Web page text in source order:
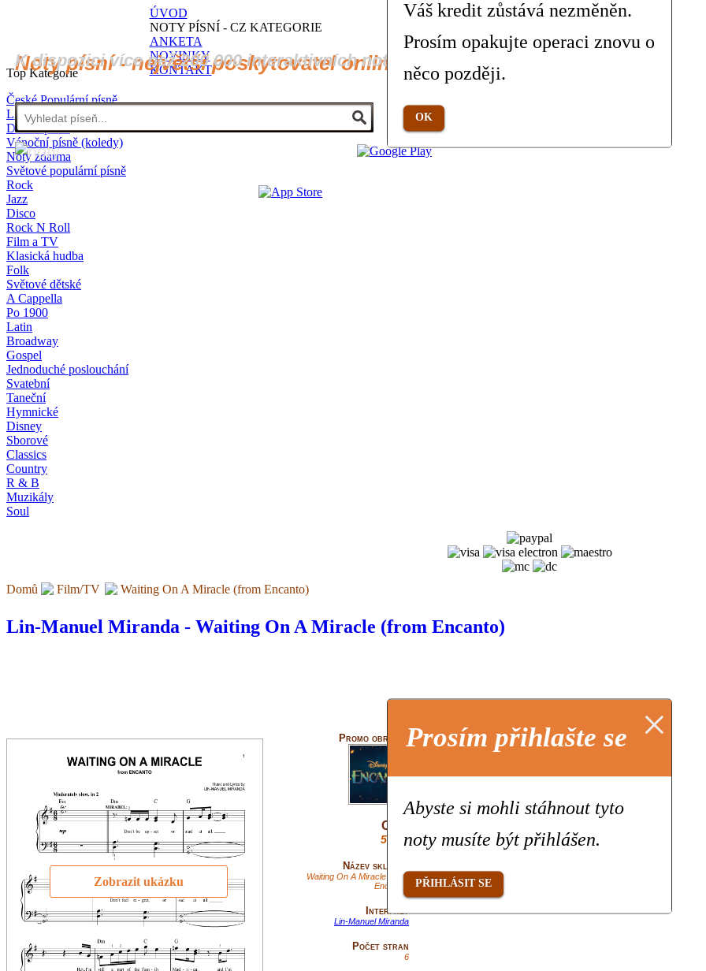
ÚVOD
NOTY PÍSNÍ - CZ KATEGORIE
ANKETA
NOVINKY
KONTAKT
Noty písní - největší poskytovatel online not v ČR
K dispozici více než 200 000 interaktivních not
Top Kategorie
České Populární písně
Lidové písně
Dětské písně
Vánoční písně (koledy)
Noty zdarma
Světové populární písně
Rock
Jazz
Disco
Rock N Roll
Film a TV
Klasická hudba
Folk
Světové dětské
A Cappella
Po 1900
Latin
Broadway
Gospel
Jednoduché poslouchání
Svatební
Taneční
Hymnické
Disney
Sborové
Classics
Country
R & B
Muzikály
Soul
Domů Film/TV Waiting On A Miracle (from Encanto)
Lin-Manuel Miranda - Waiting On A Miracle (from Encanto)
Zobrazit ukázku
Promo obrázek
Cena
5,99€
Název skladby
Waiting On A Miracle (from
Encanto)
Interpret
Lin-Manuel Miranda
Počet stran
6
Prosím přihlašte se ×
Abyste si mohli stáhnout tyto
noty musíte být přihlášen.
PŘIHLÁSIT SE
Váš kredit zůstává nezměněn.
Prosím opakujte operaci znovu o
něco později.
OK